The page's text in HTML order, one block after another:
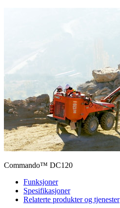
Commando™ DC120
Funksjoner
Spesifikasjoner
Relaterte produkter og tjenester